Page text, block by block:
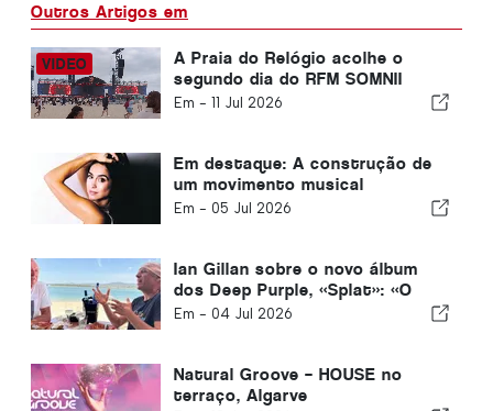
Outros Artigos em
A Praia do Relógio acolhe o
segundo dia do RFM SOMNII
Intermarch
Em - 11 Jul 2026
Em destaque: A construção de
um movimento musical
independente no Algarve
Em - 05 Jul 2026
Ian Gillan sobre o novo álbum
dos Deep Purple, «Splat»: «O
melhor disco que fizemos desde
Em - 04 Jul 2026
Natural Groove – HOUSE no
terraço, Algarve